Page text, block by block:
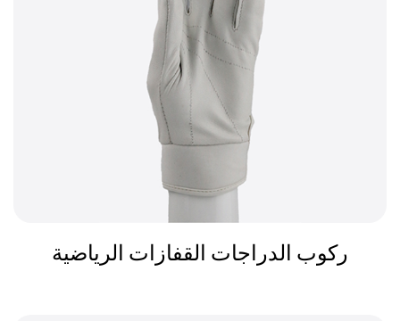
ركوب الدراجات القفازات الرياضية